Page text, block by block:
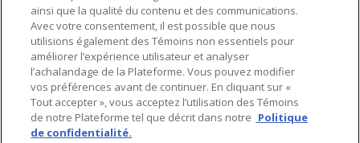
Préférences en matière de cookies
ainsi que la qualité du contenu et des communications.
Avec votre consentement, il est possible que nous
utilisions également des Témoins non essentiels pour
améliorer l’expérience utilisateur et analyser
l’achalandage de la Plateforme. Vous pouvez modifier
vos préférences avant de continuer. En cliquant sur «
Tout accepter », vous acceptez l’utilisation des Témoins
de notre Plateforme tel que décrit dans notre Politique
de confidentialité.